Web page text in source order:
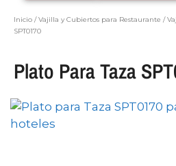
Inicio /Vajilla y Cubiertos para Restaurante /
SPT0170
Plato Para Taza